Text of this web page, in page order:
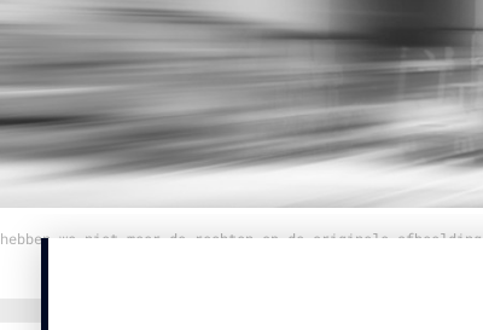
we niet meer de rechten op de originele afbeelding